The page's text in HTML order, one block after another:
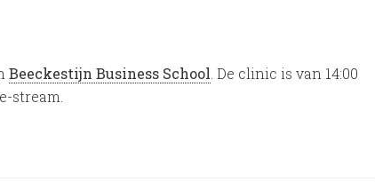
Beeckestijn Business School. De clinic is van 14:00
stream.